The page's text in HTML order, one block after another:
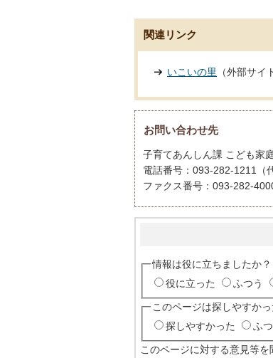
関連リンク
いこいの里 （外部サイ
お問い合わせ先
子育てあんしん課 こども家
電話番号：093-282-1211（
ファクス番号：093-282-
情報は役に立ちましたか？
役に立った
ふつう
このページは探しやすか
探しやすかった
ふ
このページに対する意見等を